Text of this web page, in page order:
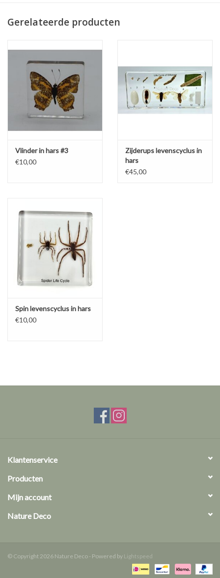
Gerelateerde producten
Vlinder in hars #3
€10,00
Zijderups levenscyclus in
hars
€45,00
Spin levenscyclus in hars
€10,00
Klantenservice
Producten
Mijn account
Nature Deco
© Copyright 2026 Nature Deco - Powered by Lightspeed